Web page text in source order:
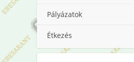
Pályázatok
Étkezés